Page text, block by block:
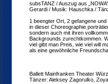
subsTANZ / Auszug aus
Gerardi / Musik: Hauschka /
1 beengter Ort, 2 gefangene
in dieser Choreographie
sondern auch mit ihren
Backgrounds zurechtkommen.
viel gibt man Preis, wie viel will
als eine gewöhnliche
Ballett Mainfranken Theater
Tänzer: Aleksey Zagorulko,